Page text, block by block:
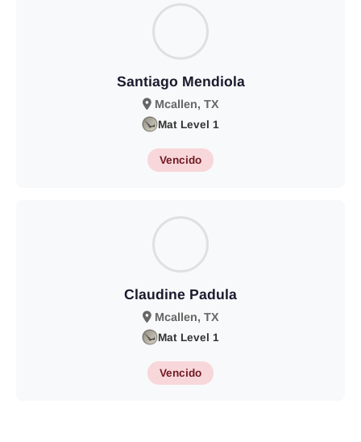
Santiago Mendiola
Mcallen, TX
Mat Level 1
Vencido
Claudine Padula
Mcallen, TX
Mat Level 1
Vencido